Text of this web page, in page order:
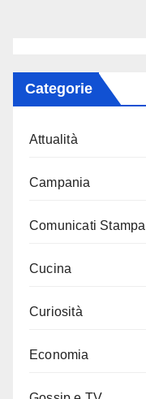
Categorie
Attualità
Campania
Comunicati Stampa
Cucina
Curiosità
Economia